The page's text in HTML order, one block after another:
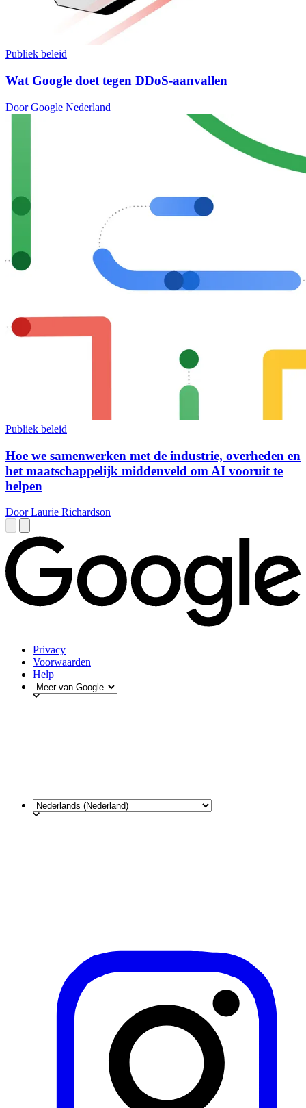
Publiek beleid
Wat Google doet tegen DDoS-aanvallen
Door Google Nederland
Publiek beleid
Hoe we samenwerken met de industrie, overheden en
het maatschappelijk middenveld om AI vooruit te
helpen
Door Laurie Richardson
Privacy
Voorwaarden
Help